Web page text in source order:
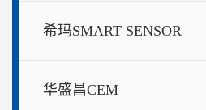
希玛SMART SENSOR
华盛昌CEM